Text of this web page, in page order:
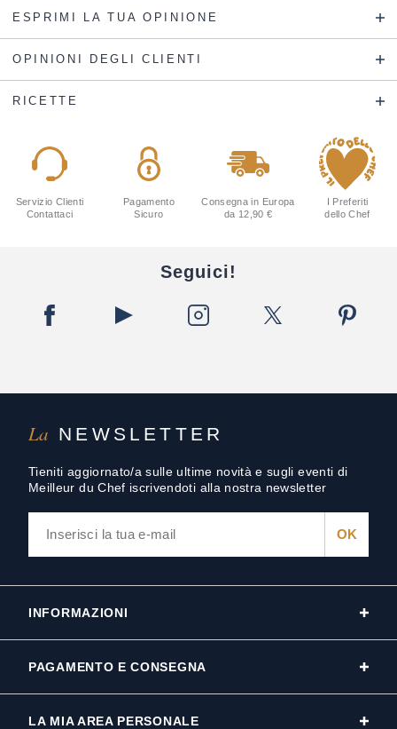
ESPRIMI LA TUA OPINIONE
OPINIONI DEGLI CLIENTI
RICETTE
La NEWSLETTER
Tieniti aggiornato/a sulle ultime novità e sugli eventi di
Meilleur du Chef iscrivendoti alla nostra newsletter
Servizio Clienti
Contattaci
Pagamento
Sicuro
Consegna in Europa
da 12,90 €
I Preferiti
dello Chef
Seguici!
INFORMAZIONI
PAGAMENTO E CONSEGNA
LA MIA AREA PERSONALE